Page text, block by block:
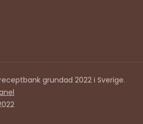
grundad 2022 i Sverige.